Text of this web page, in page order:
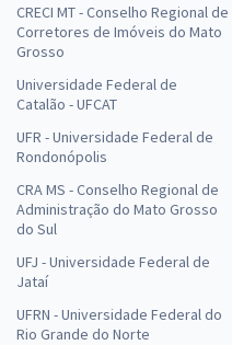
CRECI MT - Conselho Regional de
Corretores de Imóveis do Mato
Grosso
Universidade Federal de
Catalão - UFCAT
UFR - Universidade Federal de
Rondonópolis
CRA MS - Conselho Regional de
Administração do Mato Grosso
do Sul
UFJ - Universidade Federal de
Jataí
UFRN - Universidade Federal do
Rio Grande do Norte